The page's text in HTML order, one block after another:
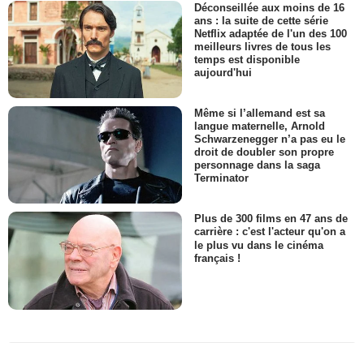
Déconseillée aux moins de 16
ans : la suite de cette série
Netflix adaptée de l'un des 100
meilleurs livres de tous les
temps est disponible
aujourd'hui
Même si l’allemand est sa
langue maternelle, Arnold
Schwarzenegger n’a pas eu le
droit de doubler son propre
personnage dans la saga
Terminator
Plus de 300 films en 47 ans de
carrière : c'est l'acteur qu'on a
le plus vu dans le cinéma
français !